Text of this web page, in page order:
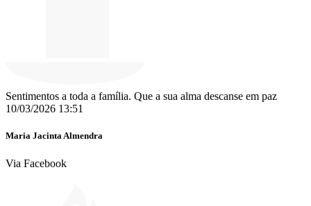
Sentimentos a toda a família. Que a sua alma descanse em paz
10/03/2026 13:51
Maria Jacinta Almendra
Via Facebook